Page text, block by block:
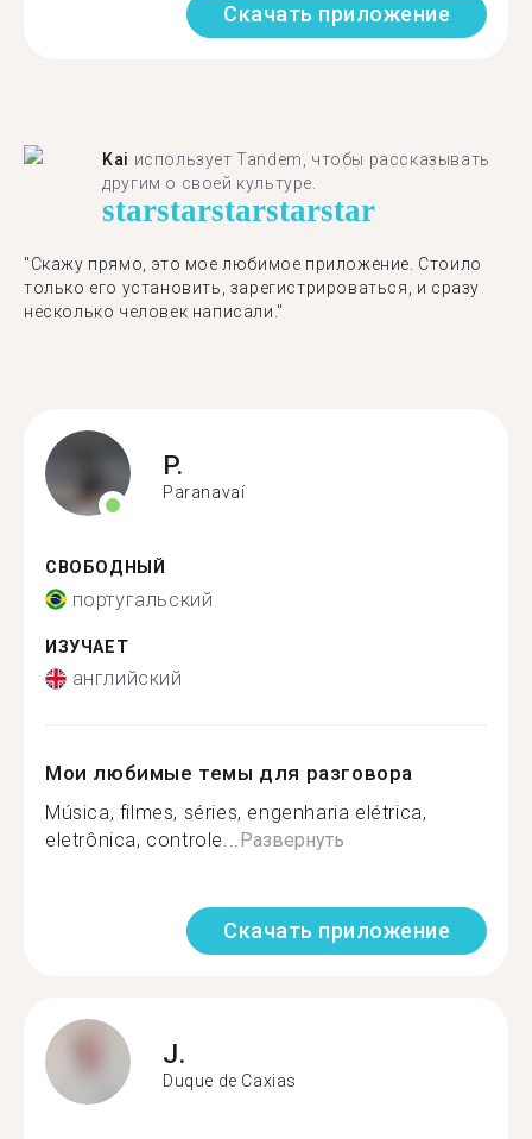
Скачать приложение
Kai использует Tandem, чтобы рассказывать
другим о своей культуре.
starstarstarstarstar
"Скажу прямо, это мое любимое приложение. Стоило
только его установить, зарегистрироваться, и сразу
несколько человек написали."
P.
Paranavaí
СВОБОДНЫЙ
португальский
ИЗУЧАЕТ
английский
Мои любимые темы для разговора
Música, filmes, séries, engenharia elétrica,
eletrônica, controle...Развернуть
Скачать приложение
J.
Duque de Caxias